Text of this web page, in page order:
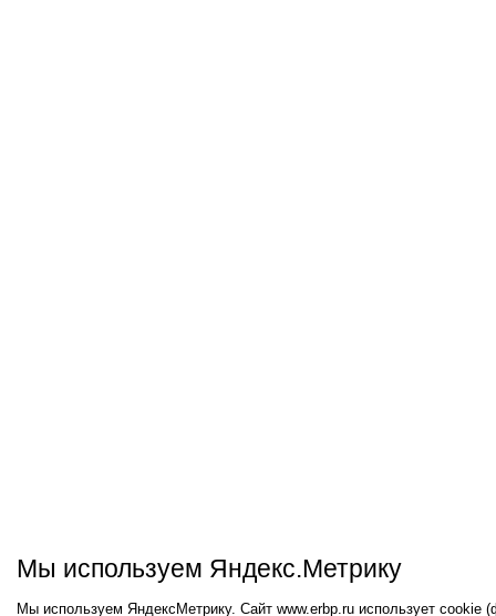
Мы используем Яндекс.Метрику
Мы используем ЯндексМетрику. Сайт www.erbp.ru использует